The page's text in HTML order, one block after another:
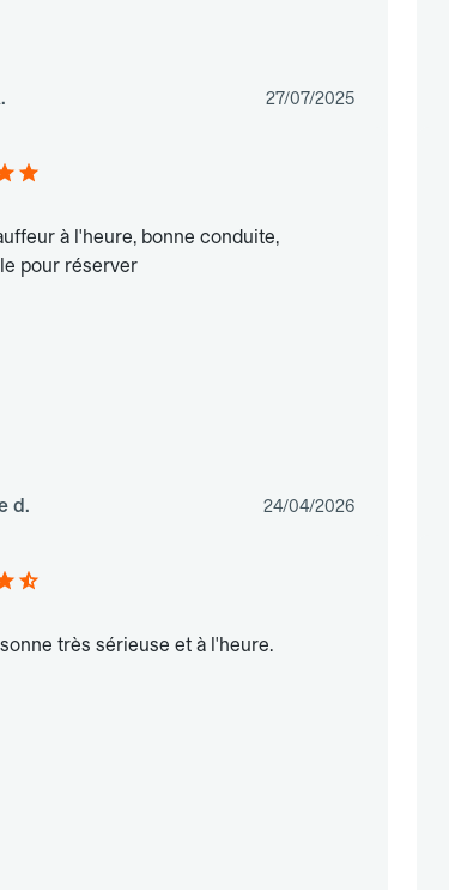
27/07/2025
à l'heure, bonne conduite,
pour réserver
d. 24/04/2026
très sérieuse et à l'heure.